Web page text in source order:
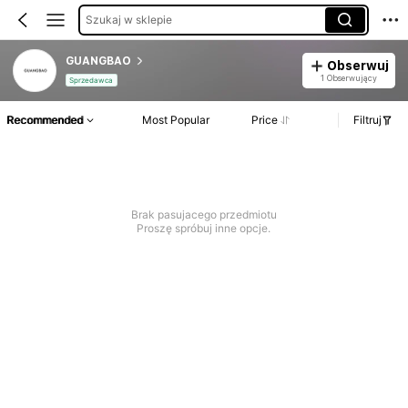
Szukaj w sklepie
GUANGBAO
Sprzedawca
Obserwuj
1 Obserwujący
Recommended Most Popular Price Filtruj
Brak pasujacego przedmiotu
Proszę spróbuj inne opcje.